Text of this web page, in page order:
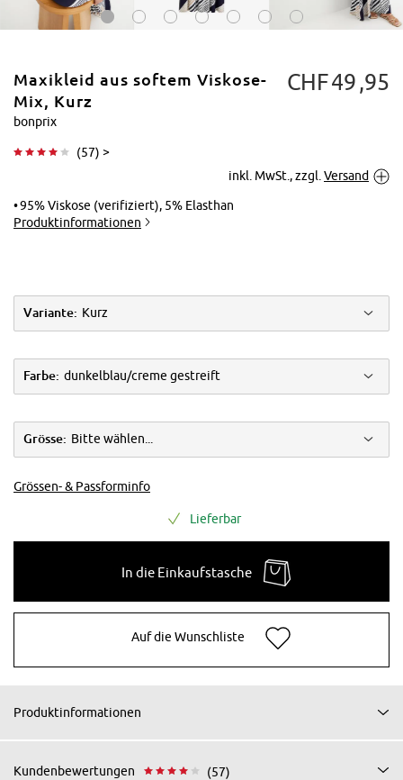
Vergrößern
Maxikleid aus softem Viskose-
Mix, Kurz
bonprix
(57) >
CHF49 95
inkl. MwSt., zzgl. Versand
95% Viskose (verifiziert), 5% Elasthan
Produktinformationen
Variante: Kurz
Farbe: dunkelblau/creme gestreift
Grösse: Bitte wählen...
Grössen- & Passforminfo
Lieferbar
In die Einkaufstasche
Auf die Wunschliste
Produktinformationen
Kundenbewertungen (57)